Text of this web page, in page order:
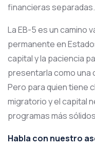
financieras separadas.
La EB-5 es un camino
permanente en
capital y la paciencia
presentarla como una
Pero para quien tiene
migratorio y el capital
programas más
Habla con nuestro